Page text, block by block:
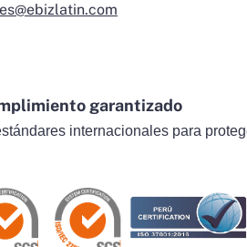
garantizado
internacionales para